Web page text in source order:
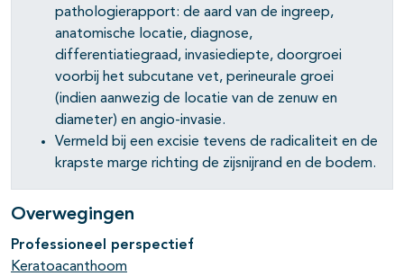
pathologierapport: de aard van de ingreep,
anatomische locatie, diagnose,
differentiatiegraad, invasiediepte, doorgroei
voorbij het subcutane vet, perineurale groei
(indien aanwezig de locatie van de zenuw en
diameter) en angio-invasie.
Vermeld bij een excisie tevens de radicaliteit en de
krapste marge richting de zijsnijrand en de bodem.
Overwegingen
Professioneel perspectief
Keratoacanthoom